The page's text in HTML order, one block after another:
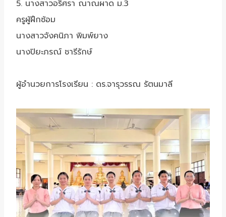
5. นางสาวอริศรา ณาณผาด ม.3
ครูผู้ฝึกซ้อม
นางสาวจังคนิภา พิมพ์ยาง
นางปิยะภรณ์ ชารีรักษ์
ผู้อำนวยการโรงเรียน : ดร.จารุวรรณ รัตนมาลี